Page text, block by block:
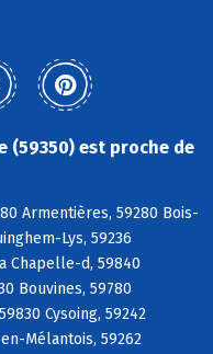
(59350) est proche de
Armentières, 59280 Bois-
Lys, 59236
Chapelle-d, 59840
Bouvines, 59780
Cysoing, 59242
Mélantois, 59262